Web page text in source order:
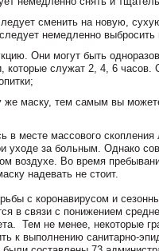
сменить на новую,
немедленно выбросить
Они могут быть
которые служат 2, 4, 6 часов.
же маску, тем самым вы
в месте массового
уходе за больным. Однако
воздухе. Во время
надевать не стоит.
с коронавирусом и
в связи с понижением
Тем не менее, некоторые
к выполнению санитарно-